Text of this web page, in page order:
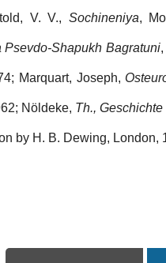
V. V., Sochineniya,
Shapukh Bagratuni,
Marquart, Joseph,
Nöldeke, Th.,
by H. B. Dewing, London,